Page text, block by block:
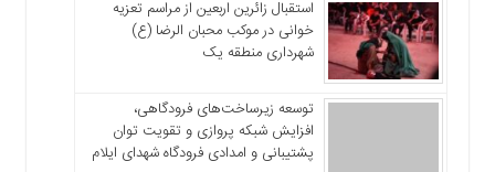
استقبال زائرین اربعین از مراسم تعزیه
خوانی در موکب محبان الرضا (ع)
شهرداری منطقه یک
توسعه زیرساخت‌های فرودگاهی،
افزایش شبکه پروازی و تقویت توان
پشتیبانی و امدادی فرودگاه شهدای ایلام